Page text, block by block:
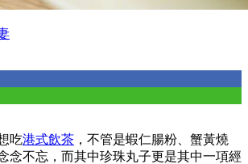
吃港式飲茶 ，不管是蝦仁腸粉、蟹黃燒
念不忘，而其中珍珠丸子更是其中一項經